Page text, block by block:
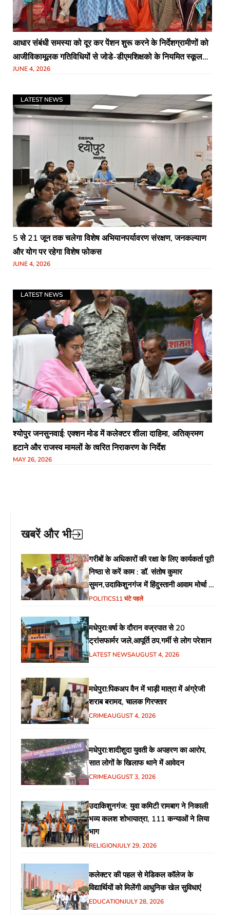
आधार संबंधी समस्या को दूर कर पेंशन शुरू करने के निर्देशग्रामीणों को
आजीविकामूलक गतिविधियों से जोडे-डीएमशिक्षको के नियमित स्कूल
नही आने की शिकायत पर नोटिस के निर्देश4 जून को लगेगा स्वास्थ्य
JUNE 4, 2026
LATEST NEWS
5 से 21 जून तक चलेगा विशेष अभियानपर्यावरण संरक्षण, जनकल्याण
और योग पर रहेगा विशेष फोकस
JUNE 4, 2026
LATEST NEWS
श्योपुर जनसुनवाई: एक्शन मोड में कलेक्टर शीला दाहिमा, अतिक्रमण
हटाने और राजस्व मामलों के त्वरित निराकरण के निर्देश
MAY 26, 2026
खबरें और भी
गरीबों के अधिकारों की रक्षा के लिए कार्यकर्ता पूरी
निष्ठा से करें काम : डॉ. संतोष कुमार
सुमन,उदाकिशुनगंज में हिंदुस्तानी आवाम मोर्चा के
गरीब चौपाल में शिक्षा, स्वास्थ्य, रोजगार समेत
POLITICS11 घंटे पहले
मधेपुरा:वर्षा के दौरान वज्रपात से 20
ट्रांसफार्मर जले,आपूर्ति ठप,गर्मी से लोग परेशान
LATEST NEWSAUGUST 4, 2026
मधेपुरा:पिकअप वैन में भाड़ी मात्रा में अंग्रेजी
शराब बरामद, चालक गिरफ्तार
CRIMEAUGUST 4, 2026
मधेपुरा:शादीशुदा युवती के अपहरण का आरोप,
सात लोगों के खिलाफ थाने में आवेदन
CRIMEAUGUST 3, 2026
उदाकिशुनगंज: युवा कमिटी रामबाग ने निकाली
भव्य कलश शोभायात्रा, 111 कन्याओं ने लिया
भाग
RELIGIONJULY 29, 2026
कलेक्टर की पहल से मेडिकल कॉलेज के
विद्यार्थियों को मिलेंगी आधुनिक खेल सुविधाएं
EDUCATIONJULY 28, 2026